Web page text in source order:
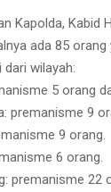
Kapolda, Kabid
ada 85
wilayah:
5 orang
premanisme 9
9 orang.
6 orang.
premanisme 22